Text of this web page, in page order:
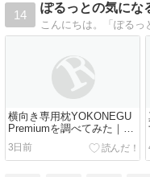
14
ぽるっとの気にな
横向き専用枕YOKONEGU
Premiumを調べてみた｜田
村淳の番組で話題の枕
3日前